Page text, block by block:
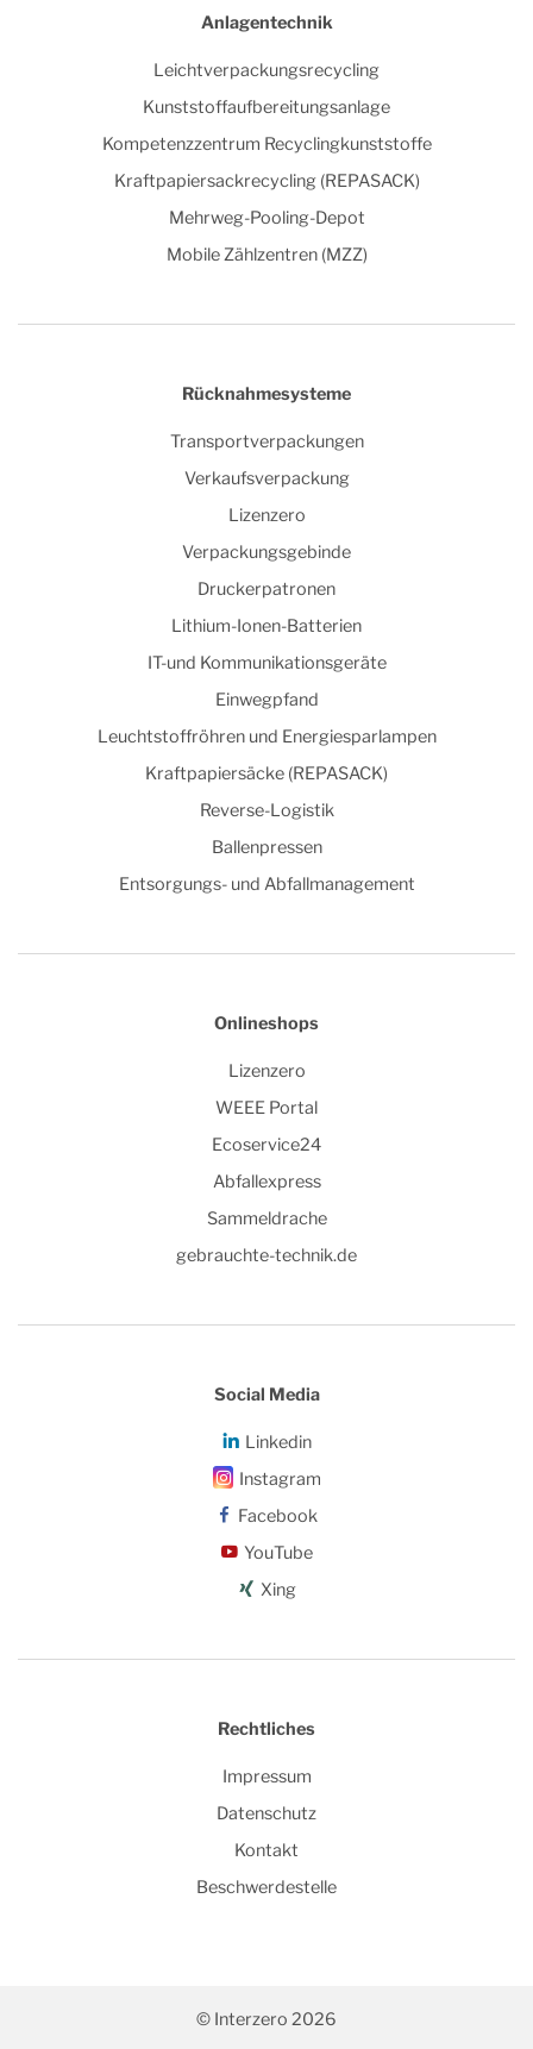
Anlagentechnik
Leichtverpackungsrecycling
Kunststoffaufbereitungsanlage
Kompetenzzentrum Recyclingkunststoffe
Kraftpapiersackrecycling (REPASACK)
Mehrweg-Pooling-Depot
Mobile Zählzentren (MZZ)
Rücknahmesysteme
Transportverpackungen
Verkaufsverpackung
Lizenzero
Verpackungsgebinde
Druckerpatronen
Lithium-Ionen-Batterien
IT-und Kommunikationsgeräte
Einwegpfand
Leuchtstoffröhren und Energiesparlampen
Kraftpapiersäcke (REPASACK)
Reverse-Logistik
Ballenpressen
Entsorgungs- und Abfallmanagement
Onlineshops
Lizenzero
WEEE Portal
Ecoservice24
Abfallexpress
Sammeldrache
gebrauchte-technik.de
Social Media
Linkedin
Instagram
Facebook
YouTube
Xing
Rechtliches
Impressum
Datenschutz
Kontakt
Beschwerdestelle
© Interzero 2026